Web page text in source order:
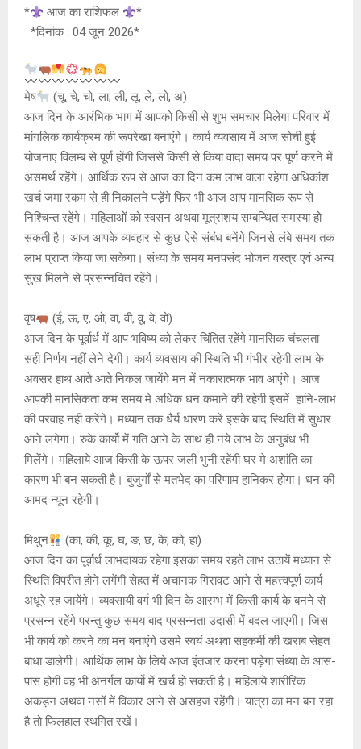
at
s
A
p
p
ce
b
o
o
k
s
a
e
k
* आज का राशिफल
*
*दिनांक : 04 जून 2026*
मेष
(चू, चे, चो, ला, ली, लू, ले, लो, अ)
आज दिन के आरंभिक भाग में आपको किसी से शुभ समचार मिलेगा परिवार में
मांगलिक कार्यक्रम की रूपरेखा बनाएंगे। कार्य व्यवसाय में आज सोची हुई
योजनाएं विलम्ब से पूर्ण होंगी जिससे किसी से किया वादा समय पर पूर्ण करने में
असमर्थ रहेंगे। आर्थिक रूप से आज का दिन कम लाभ वाला रहेगा अधिकांश
खर्च जमा रकम से ही निकालने पड़ेंगे फिर भी आज आप मानसिक रूप से
निश्चिन्त रहेंगे। महिलाओं को स्वसन अथवा मूत्राशय सम्बन्धित समस्या हो
सकती है। आज आपके व्यवहार से कुछ ऐसे संबंध बनेंगे जिनसे लंबे समय तक
लाभ प्राप्त किया जा सकेगा। संध्या के समय मनपसंद भोजन वस्त्र एवं अन्य
सुख मिलने से प्रसन्नचित रहेंगे।
वृष
(ई, ऊ, ए, ओ, वा, वी, वू, वे, वो)
आज दिन के पूर्वार्ध में आप भविष्य को लेकर चिंतित रहेंगे मानसिक चंचलता
सही निर्णय नहीं लेने देगी। कार्य व्यवसाय की स्थिति भी गंभीर रहेगी लाभ के
अवसर हाथ आते आते निकल जायेंगे मन में नकारात्मक भाव आएंगे। आज
आपकी मानसिकता कम समय मे अधिक धन कमाने की रहेगी इसमें हानि-लाभ
की परवाह नही करेंगे। मध्यान तक धैर्य धारण करें इसके बाद स्थिति में सुधार
आने लगेगा। रुके कार्यो में गति आने के साथ ही नये लाभ के अनुबंध भी
मिलेंगे। महिलाये आज किसी के ऊपर जली भुनी रहेंगी घर मे अशांति का
कारण भी बन सकती है। बुजुर्गों से मतभेद का परिणाम हानिकर होगा। धन की
आमद न्यून रहेगी।
मिथुन
(का, की, कू, घ, ङ, छ, के, को, हा)
आज दिन का पूर्वार्ध लाभदायक रहेगा इसका समय रहते लाभ उठायें मध्यान से
स्थिति विपरीत होने लगेंगी सेहत में अचानक गिरावट आने से महत्त्वपूर्ण कार्य
अधूरे रह जायेंगे। व्यवसायी वर्ग भी दिन के आरम्भ में किसी कार्य के बनने से
प्रसन्न रहेंगे परन्तु कुछ समय बाद प्रसन्नता उदासी में बदल जाएगी। जिस
भी कार्य को करने का मन बनाएंगे उसमे स्वयं अथवा सहकर्मी की खराब सेहत
बाधा डालेगी। आर्थिक लाभ के लिये आज इंतजार करना पड़ेगा संध्या के आस-
पास होगी वह भी अनर्गल कार्यो में खर्च हो सकती है। महिलाये शारीरिक
अकड़न अथवा नसों में विकार आने से असहज रहेंगी। यात्रा का मन बन रहा
है तो फिलहाल स्थगित रखें।